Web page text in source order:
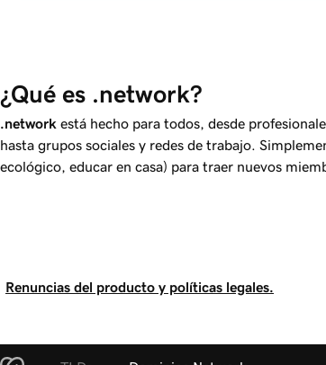
¿Qué es .network?
.network está hecho para todos, desde
hasta grupos sociales y redes de trabajo.
ecológico, educar en casa) para traer nuevos
Renuncias del producto y políticas legales.